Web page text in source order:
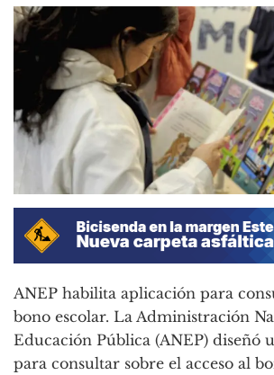
ANEP habilita aplicación para
bono escolar. La Administración
Educación Pública (ANEP) diseñó
para consultar sobre el acceso al